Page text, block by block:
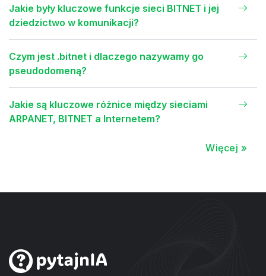
Jakie były kluczowe funkcje sieci BITNET i jej
dziedzictwo w komunikacji?
Czym jest .bitnet i dlaczego nazywamy go
pseudodomeną?
Jakie są kluczowe różnice między sieciami
ARPANET, BITNET a Internetem?
Więcej »